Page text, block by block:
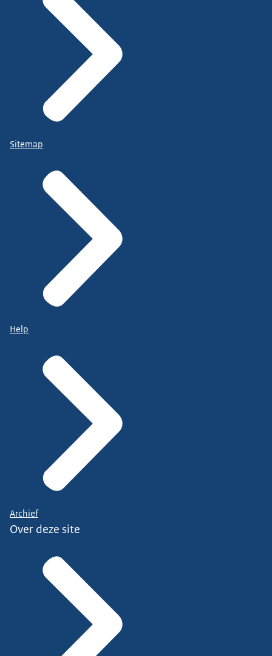
Sitemap
Help
Archief
Over deze site